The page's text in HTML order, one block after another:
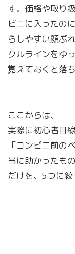
す。価格や取り
ビニに入ったの
らしやすい顔ぶ
クルラインをゆ
覚えておくと落
ここからは、
実際に初心者目
「コンビニ前の
当に助かったもの
だけを、5つに絞